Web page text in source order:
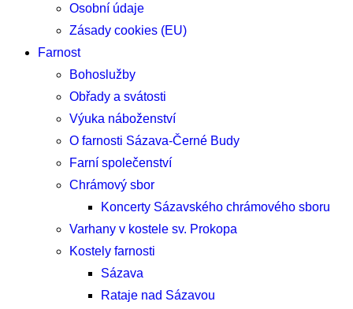
Osobní údaje
Zásady cookies (EU)
Farnost
Bohoslužby
Obřady a svátosti
Výuka náboženství
O farnosti Sázava-Černé Budy
Farní společenství
Chrámový sbor
Koncerty Sázavského chrámového sboru
Varhany v kostele sv. Prokopa
Kostely farnosti
Sázava
Rataje nad Sázavou